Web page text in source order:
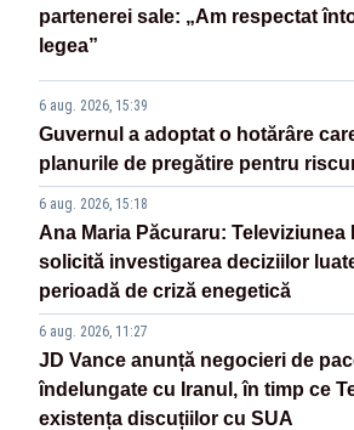
partenerei sale: „Am respectat
legea”
6 aug. 2026, 15:39
Guvernul a adoptat o hotărâre
planurile de pregătire pentru
6 aug. 2026, 15:18
Ana Maria Păcuraru: Televiziunea
solicită investigarea deciziilor
perioadă de criză enegetică
6 aug. 2026, 11:27
JD Vance anunță negocieri de
îndelungate cu Iranul, în timp ce
existența discuțiilor cu SUA